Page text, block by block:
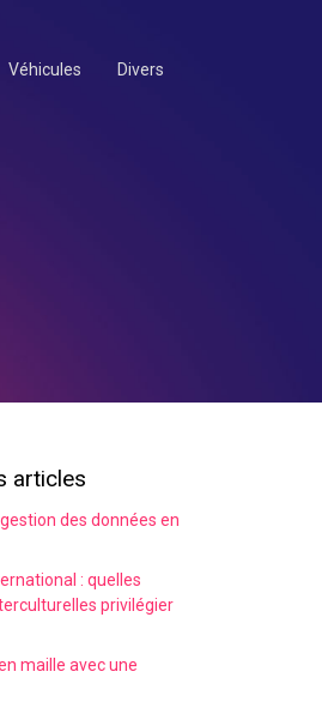
Véhicules Divers
articles
gestion des données en
: quelles
privilégier
maille avec une